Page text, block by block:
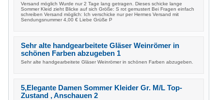
Versand möglich Wurde nur 2 Tage lang getragen. Dieses schicke lange
Sommer Kleid zieht Blicke auf sich Größe: S rot gemustert Bei Fragen einfach
schreiben Versand möglich: Ich verschicke nur per Hermes Versand mit
Sendungsnummer 4,00 € Liebe Grüße P
Sehr alte handgearbeitete Gläser Weinrömer in
schönen Farben abzugeben 1
Sehr alte handgearbeitete Gläser Weinrömer in schönen Farben abzugeben.
5,Elegante Damen Sommer Kleider Gr. M/L Top-
Zustand , Anschauen 2